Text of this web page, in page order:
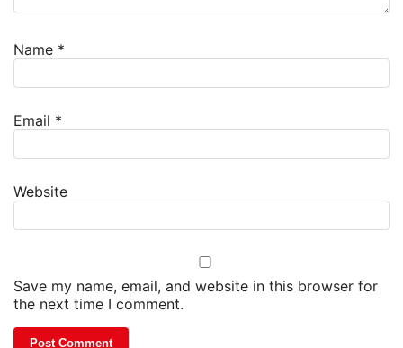
Name *
Email *
Website
Save my name, email, and website in this browser for
the next time I comment.